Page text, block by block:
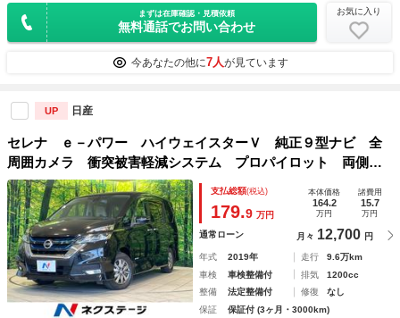
まずは在庫確認・見積依頼
無料通話でお問い合わせ
お気に入り
今あなたの他に7人が見ています
UP 日産
セレナ ｅ－パワー ハイウェイスターＶ 純正９型ナビ 全
周囲カメラ 衝突被害軽減システム プロパイロット 両側電
動スライド 禁煙車 ドラレコ コーナーセンサー スマート
キー ＬＥＤヘッド ビルトインＥＴＣ 純正１５インチアル
ミ
支払総額(税込)
179.9 万円
本体価格
164.2
万円
諸費用
15.7
万円
通常ローン 月々 12,700 円
年式 2019年 走行
9.6万km
車検
車検整備付 排気
1200cc
整備
法定整備付 修復
なし
保証
保証付 (3ヶ月・3000km)